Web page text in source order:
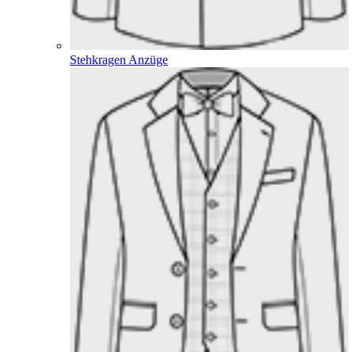
Stehkragen Anzüge